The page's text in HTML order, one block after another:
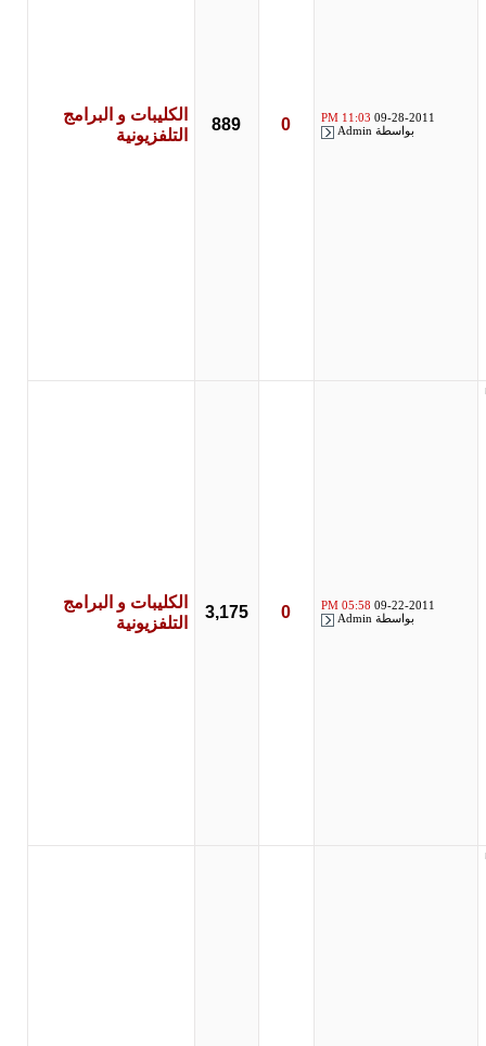
09-28-2011
11:03 PM
بواسطةAdmin
889
الكليبات و البرامج
التلفزيونية
09-22-2011
05:58 PM
بواسطةAdmin
3,175
الكليبات و البرامج
التلفزيونية